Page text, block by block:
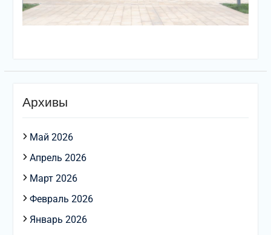
Архивы
Май 2026
Апрель 2026
Март 2026
Февраль 2026
Январь 2026